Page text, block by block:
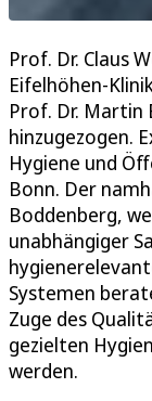
Prof. Dr. Claus
Eifelhöhen-
Prof. Dr. Martin
hinzugezogen.
Hygiene und
Bonn. Der
Boddenberg,
unabhängiger
Systemen
Zuge des
gezielten
werden.